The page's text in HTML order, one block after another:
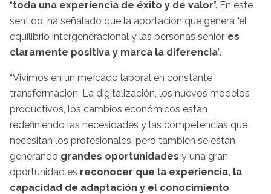
“toda una experiencia de éxito y de valor”. En este
sentido, ha señalado que la aportación que genera "el
equilibrio intergeneracional y las personas sénior, es
claramente positiva y marca la diferencia”.
“Vivimos en un mercado laboral en constante
transformación. La digitalización, los nuevos modelos
productivos, los cambios económicos están
redefiniendo las necesidades y las competencias que
necesitan los profesionales, pero también se están
generando grandes oportunidades y una gran
oportunidad es reconocer que la experiencia, la
capacidad de adaptación y el conocimiento